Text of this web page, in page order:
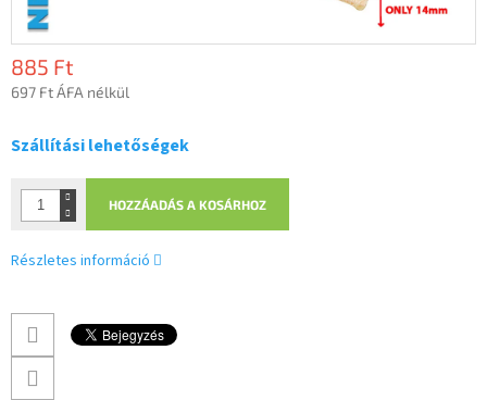
885 Ft
697 Ft ÁFA nélkül
Szállítási lehetőségek
HOZZÁADÁS A KOSÁRHOZ
Részletes információ